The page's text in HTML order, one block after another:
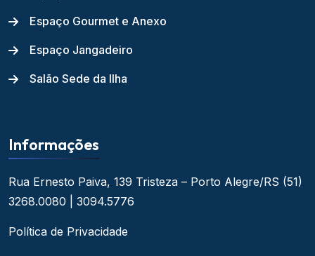
Espaço Gourmet e Anexo
Espaço Jangadeiro
Salão Sede da Ilha
Informações
Rua Ernesto Paiva, 139 Tristeza – Porto Alegre/RS (51)
3268.0080 | 3094.5776
Política de Privacidade